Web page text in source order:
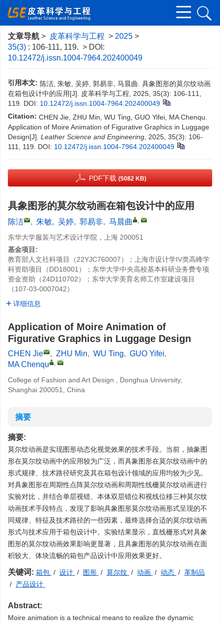
文章导航 > 皮革科学与工程 > 2025 >
35(3) : 106-111, 119. > DOI:
10.12472/j.issn.1004-7964.202400049
引用本文: 陈洁, 朱敏, 吴婷, 郭易非, 马晨曲. 具象图形的莫尔纹动画
在箱包设计中的应用[J]. 皮革科学与工程, 2025, 35(3): 106-111,
119. DOI: 10.12472/j.issn.1004-7964.202400049
Citation: CHEN Jie, ZHU Min, WU Ting, GUO Yifei, MA Chenqu.
Application of Moire Animation of Figurative Graphics in Luggage
Design[J]. Leather Science and Engineering , 2025, 35(3): 106-
111, 119. DOI: 10.12472/j.issn.1004-7964.202400049
PDF下载 (5082 KB)
具象图形的莫尔纹动画在箱包设计中的应用
陈洁 , 朱敏, 吴婷, 郭易非, 马晨曲 ,
东华大学服装与艺术设计学院，上海 200051
基金项目:
教育部人文社科项目（22YJC760007）；上海市设计学IV类高峰学
科资助项目（DD18001）；东华大学中央高校基本科研业务费专项
资金资助（24D110702）；东华大学美育名师工作室建设项目
（107-03-0007042）
详细信息
Application of Moire Animation of
Figurative Graphics in Luggage Design
CHEN Jie , ZHU Min, WU Ting, GUO Yifei,
MA Chenqu
,
College of Fashion and Art Design , Donghua University,
Shanghai 200051, China
摘要
摘要:
莫尔纹动画是实现图形动态化视觉效果的技术手段。当前，抽象图
形在莫尔纹动画中的应用较为广泛，而具象图形在莫尔纹动画中的
形式规律、技术路径研究及其在箱包设计领域的应用均较为少见。
对具象图形在周期性点阵莫尔纹动画和周期性线栅莫尔纹动画进行
实验对比，并结合单层视错、本体双层错位和视线位移三种莫尔纹
动画技术手段特点，发现了影响具象图形莫尔纹动画形式呈现的不
同规律、特征及技术路径的一些因素，最终选择合适的莫尔纹动画
形式与技术应用于箱包设计中。实验结果显示，直线栅形式对具象
图形的莫尔纹动画效果影响更显著，且具象图形的莫尔纹动画在面
积较大、体块流畅的箱包产品设计中应用效果更好。
关键词: 箱包 / 设计 / 图形 / 莫尔纹 / 动画 / 动态 / 革制品
/ 产品设计
Abstract:
Moire animation is a technical means to realize the dynamic